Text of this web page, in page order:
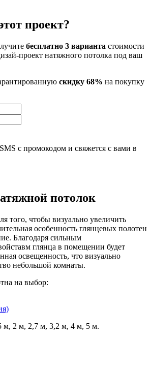
проект?
бесплатно 3 варианта стоимости
проект натяжного потолка под ваш
скидку 68% на покупку
с промокодом и свяжется с вами в
потолок
того, чтобы визуально увеличить
особенность глянцевых полотен
Благодаря сильным
глянца в помещении будет
освещенность, что визуально
небольшой комнаты.
на выбор:
м, 2 м, 2,7 м, 3,2 м, 4 м, 5 м.